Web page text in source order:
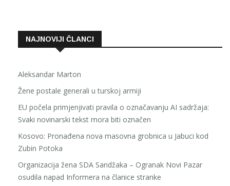
NAJNOVIJI ČLANCI
Aleksandar Marton
Žene postale generali u turskoj armiji
EU počela primjenjivati pravila o označavanju AI sadržaja:
Svaki novinarski tekst mora biti označen
Kosovo: Pronađena nova masovna grobnica u Jabuci kod
Zubin Potoka
Organizacija žena SDA Sandžaka – Ogranak Novi Pazar
osudila napad Informera na članice stranke